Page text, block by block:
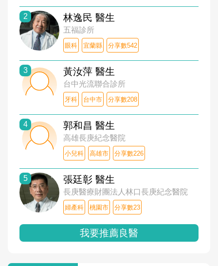
2 林逸民 醫生
五福診所
眼科 宜蘭縣 分享數542
3 黃汝萍 醫生
台中光流聯合診所
牙科 台中市 分享數208
4 郭和昌 醫生
高雄長庚紀念醫院
小兒科 高雄市 分享數226
5 張廷彰 醫生
長庚醫療財團法人林口長庚紀念醫院
婦產科 桃園市 分享數23
我要推薦良醫